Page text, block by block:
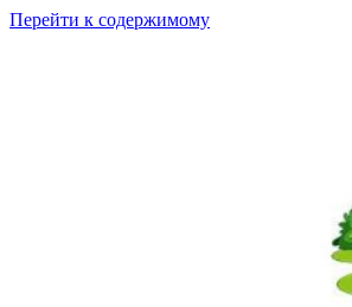
Перейти к содержимому